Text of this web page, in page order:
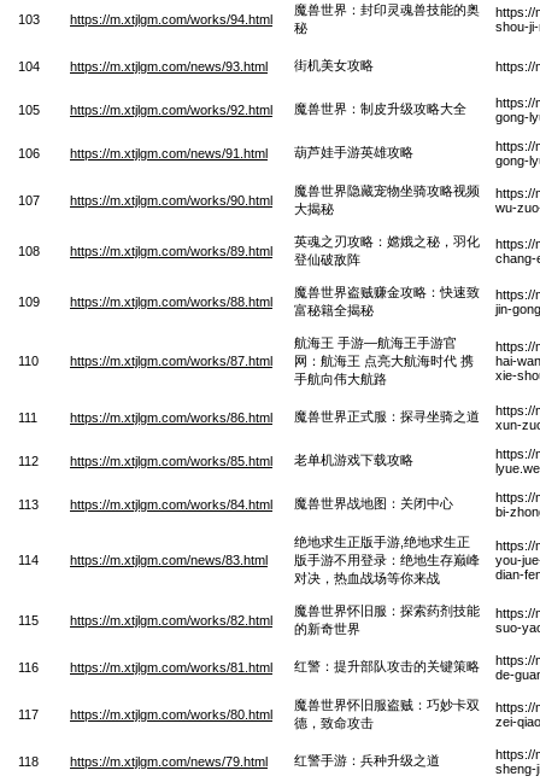
103 https://m.xtjlgm.com/works/94.html
魔兽世界：封印灵魂兽技能的奥
秘
https://
shou-
104 https://m.xtjlgm.com/news/93.html 街机美女攻略 https://
105 https://m.xtjlgm.com/works/92.html 魔兽世界：制皮升级攻略大全
https://
gong-
106 https://m.xtjlgm.com/news/91.html 葫芦娃手游英雄攻略
https://
gong-
107 https://m.xtjlgm.com/works/90.html
魔兽世界隐藏宠物坐骑攻略视频
大揭秘
https://
wu-
108 https://m.xtjlgm.com/works/89.html
英魂之刃攻略：嫦娥之秘，羽化
登仙破敌阵
https://
chang-
109 https://m.xtjlgm.com/works/88.html
魔兽世界盗贼赚金攻略：快速致
富秘籍全揭秘
https://
jin-
110 https://m.xtjlgm.com/works/87.html
航海王 手游—航海王手游官
网：航海王 点亮大航海时代 携
手航向伟大航路
https://
hai-
xie-
111 https://m.xtjlgm.com/works/86.html 魔兽世界正式服：探寻坐骑之道
https://
xun-
112 https://m.xtjlgm.com/works/85.html 老单机游戏下载攻略
https://
113 https://m.xtjlgm.com/works/84.html 魔兽世界战地图：关闭中心
https://
bi-
114 https://m.xtjlgm.com/news/83.html
绝地求生正版手游,绝地求生正
版手游不用登录：绝地生存巅峰
对决，热血战场等你来战
https://
you-
dian-
115 https://m.xtjlgm.com/works/82.html
魔兽世界怀旧服：探索药剂技能
的新奇世界
https://
suo-
116 https://m.xtjlgm.com/works/81.html 红警：提升部队攻击的关键策略
https://
de-
117 https://m.xtjlgm.com/works/80.html
魔兽世界怀旧服盗贼：巧妙卡双
德，致命攻击
https://
zei-
118 https://m.xtjlgm.com/news/79.html 红警手游：兵种升级之道
https://
sheng-